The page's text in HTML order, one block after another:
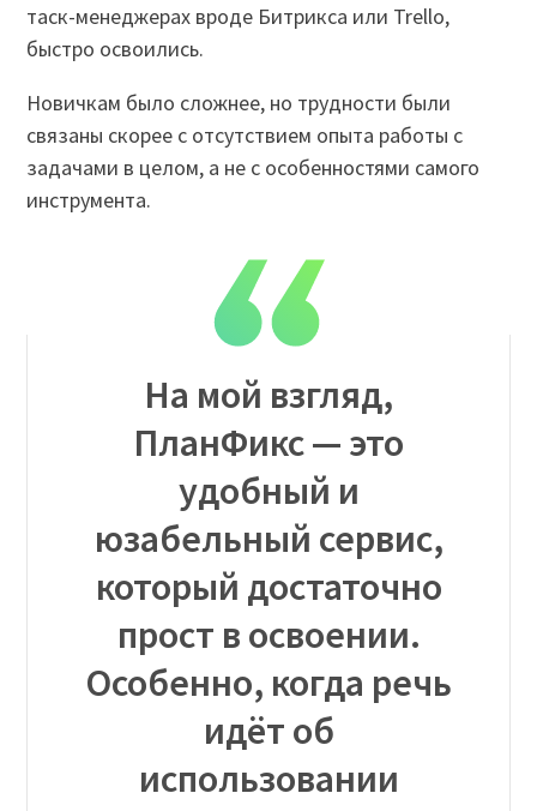
таск-менеджерах вроде Битрикса или Trello,
быстро освоились.
Новичкам было сложнее, но трудности были
связаны скорее с отсутствием опыта работы с
задачами в целом, а не с особенностями самого
инструмента.
На мой взгляд,
ПланФикс — это
удобный и
юзабельный сервис,
который достаточно
прост в освоении.
Особенно, когда речь
идёт об
использовании